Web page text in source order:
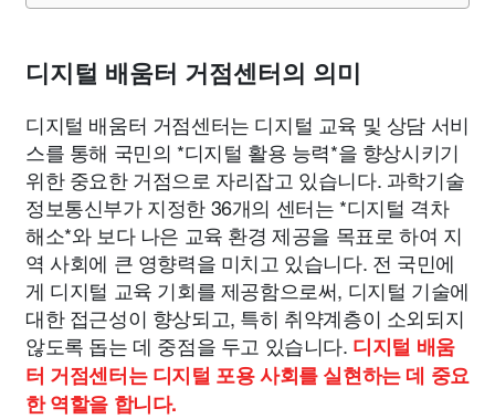
디지털 배움터 거점센터의 의미
디지털 배움터 거점센터는 디지털 교육 및 상담 서비
스를 통해 국민의 *디지털 활용 능력*을 향상시키기
위한 중요한 거점으로 자리잡고 있습니다. 과학기술
정보통신부가 지정한 36개의 센터는 *디지털 격차
해소*와 보다 나은 교육 환경 제공을 목표로 하여 지
역 사회에 큰 영향력을 미치고 있습니다. 전 국민에
게 디지털 교육 기회를 제공함으로써, 디지털 기술에
대한 접근성이 향상되고, 특히 취약계층이 소외되지
않도록 돕는 데 중점을 두고 있습니다. 디지털 배움
터 거점센터는 디지털 포용 사회를 실현하는 데 중요
한 역할을 합니다.